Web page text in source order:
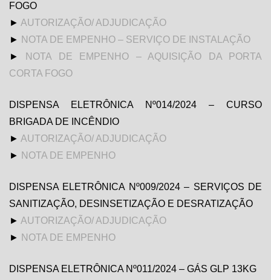
FOGO
► AUTORIZAÇÃO/ ADJUDICAÇÃO
► NOTA DE EMPENHO – SERVIÇO DE INSTALAÇÃO
►
NOTA DE EMPENHO – AQUISIÇÃO DA PORTA
CORTA FOGO
DISPENSA ELETRÔNICA Nº014/2024 – CURSO
BRIGADA DE INCÊNDIO
► AUTORIZAÇÃO/ ADJUDICAÇÃO
► NOTA DE EMPENHO
DISPENSA ELETRÔNICA Nº009/2024 – SERVIÇOS DE
SANITIZAÇÃO, DESINSETIZAÇÃO E DESRATIZAÇÃO
► AUTORIZAÇÃO/ ADJUDICAÇÃO
► NOTA DE EMPENHO
DISPENSA ELETRÔNICA Nº011/2024 – GÁS GLP 13KG